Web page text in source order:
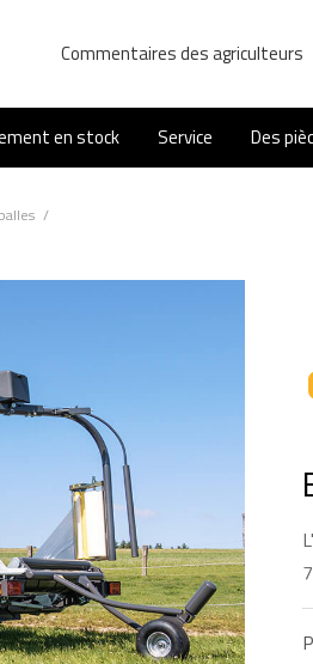
Commentaires des agriculteurs
en stock Service Des
/